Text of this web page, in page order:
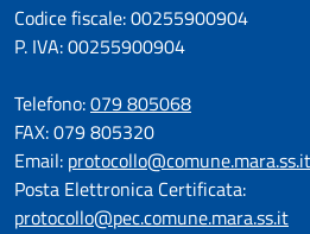
Codice fiscale: 00255900904
P. IVA: 00255900904
Telefono:079 805068
FAX: 079 805320
Email: protocollo@comune.mara.ss.it
Posta Elettronica Certificata:
protocollo@pec.comune.mara.ss.it